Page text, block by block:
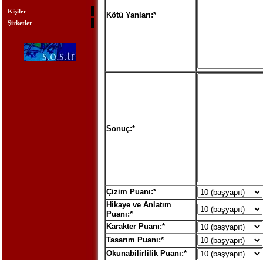
Kişiler
Şirketler
Kötü Yanları:*
Sonuç:*
Çizim Puanı:*
Hikaye ve Anlatım
Puanı:*
Karakter Puanı:*
Tasarım Puanı:*
Okunabilirlilik Puanı:*